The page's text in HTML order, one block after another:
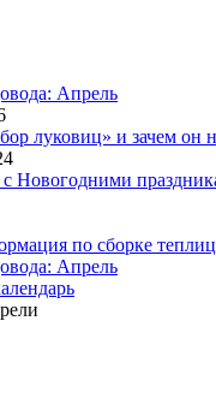
Апрель
луковиц» и зачем он
с Новогодними
по сборке теплиц
Апрель